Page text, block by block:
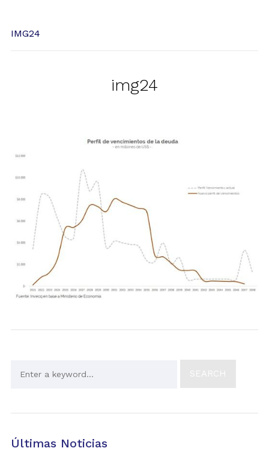
IMG24
img24
Últimas Noticias